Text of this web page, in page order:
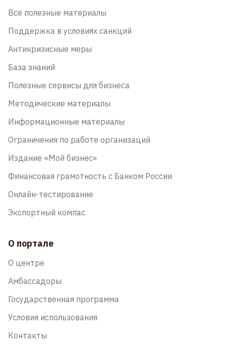
Все полезные материалы
Поддержка в условиях санкций
Антикризисные меры
База знаний
Полезные сервисы для бизнеса
Методические материалы
Информационные материалы
Ограничения по работе организаций
Издание «Мой бизнес»
Финансовая грамотность с Банком России
Онлайн-тестирование
Экспортный компас
О портале
О центре
Амбассадоры
Государственная программа
Условия использования
Контакты